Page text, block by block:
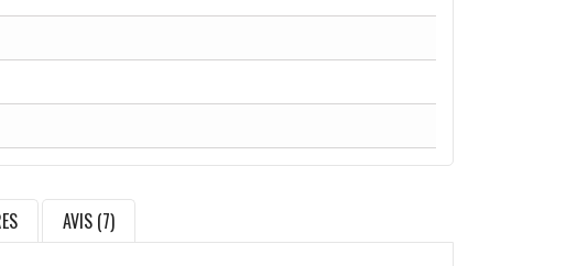
AVIS (7)